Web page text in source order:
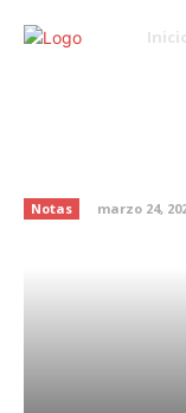
Notas marzo 24,